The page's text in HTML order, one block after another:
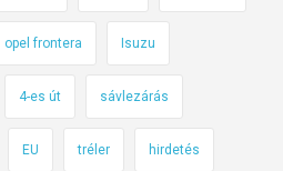
opel frontera Isuzu
4-es út sávlezárás
EU tréler hirdetés